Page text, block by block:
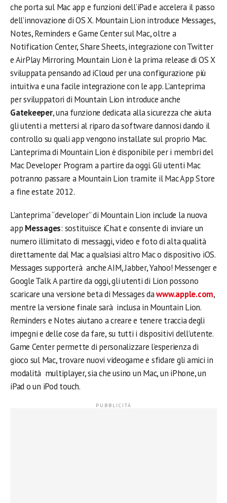
che porta sul Mac app e funzioni dell’iPad e accelera il passo
dell’innovazione di OS X. Mountain Lion introduce Messages,
Notes, Reminders e Game Center sul Mac, oltre a
Notification Center, Share Sheets, integrazione con Twitter
e AirPlay Mirroring. Mountain Lion è la prima release di OS X
sviluppata pensando ad iCloud per una configurazione più
intuitiva e una facile integrazione con le app. L’anteprima
per sviluppatori di Mountain Lion introduce anche
Gatekeeper, una funzione dedicata alla sicurezza che aiuta
gli utenti a mettersi al riparo da software dannosi dando il
controllo su quali app vengono installate sul proprio Mac.
L’anteprima di Mountain Lion è disponibile per i membri del
Mac Developer Program a partire da oggi. Gli utenti Mac
potranno passare a Mountain Lion tramite il Mac App Store
a fine estate 2012.
L’anteprima “developer” di Mountain Lion include la nuova
app Messages: sostituisce iChat e consente di inviare un
numero illimitato di messaggi, video e foto di alta qualità
direttamente dal Mac a qualsiasi altro Mac o dispositivo iOS.
Messages supporterà anche AIM, Jabber, Yahoo! Messenger e
Google Talk. A partire da oggi, gli utenti di Lion possono
scaricare una versione beta di Messages dawww.apple.com,
mentre la versione finale sarà inclusa in Mountain Lion.
Reminders e Notes aiutano a creare e tenere traccia degli
impegni e delle cose da fare, su tutti i dispositivi dell’utente.
Game Center permette di personalizzare l’esperienza di
gioco sul Mac, trovare nuovi videogame e sfidare gli amici in
modalità multiplayer, sia che usino un Mac, un iPhone, un
iPad o un iPod touch.